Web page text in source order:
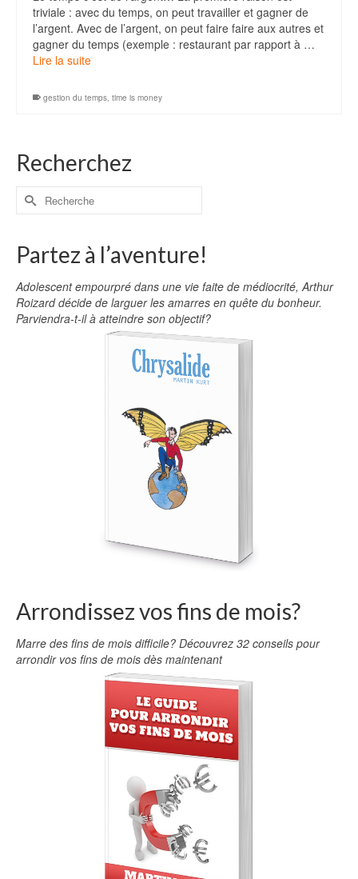
triviale : avec du temps, on peut travailler et gagner de
l’argent. Avec de l’argent, on peut faire faire aux autres et
gagner du temps (exemple : restaurant par rapport à …
Lire la suite
gestion du temps, time is money
Recherchez
Partez à l’aventure!
Adolescent empourpré dans une vie faite de médiocrité, Arthur
Roizard décide de larguer les amarres en quête du bonheur.
Parviendra-t-il à atteindre son objectif?
Arrondissez vos fins de mois?
Marre des fins de mois difficile? Découvrez 32 conseils pour
arrondir vos fins de mois dès maintenant